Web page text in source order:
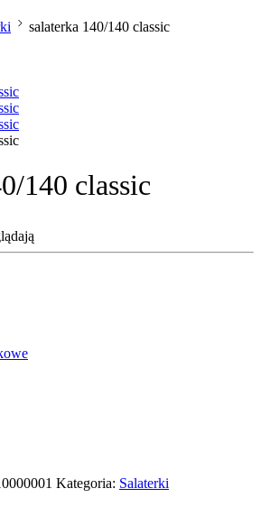
salaterka 140/140 classic
140 classic
Kategoria: Salaterki